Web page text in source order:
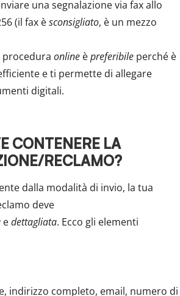
una segnalazione via fax allo
(il fax èsconsigliato, è un mezzo
procedura online èpreferibile perché è
e ti permette di allegare
digitali.
CONTENERE LA
RECLAMO?
dalla modalità di invio, la tua
deve
edettagliata. Ecco gli elementi
indirizzo completo, email, numero di